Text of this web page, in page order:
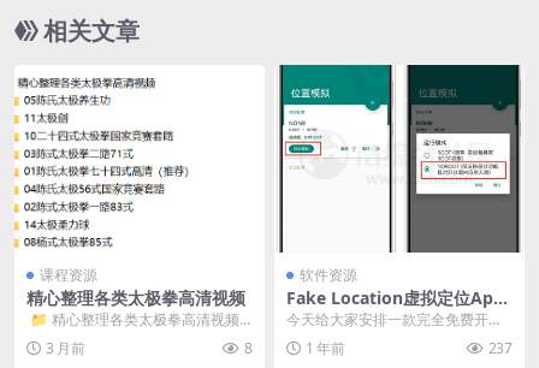
相关文章
课程资源
精心整理各类太极拳高清视频
​ 📁 精心整理各类太极拳高清视频
📁 05陈氏太极养生功 &nb...
3 月前 8
软件资源
Fake Location虚拟定位Ap
p，钉钉远程打卡可用
今天给大家安排一款完全免费开源
的虚拟定位工具，简单方便，可以
一键设置虚拟位置。 ...
1 年前 237